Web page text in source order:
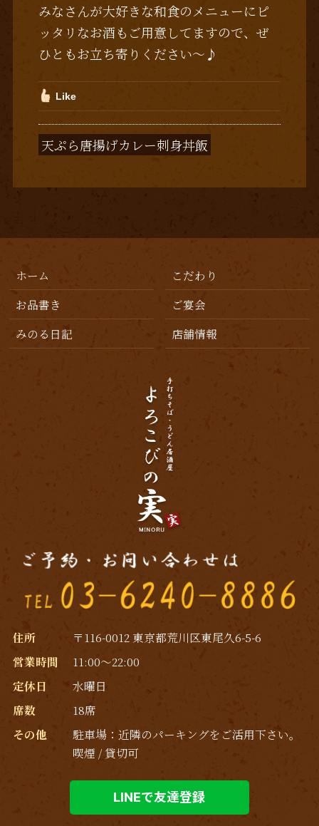
みなさんが大好きな和食のメニューにピ
ッタリなお酒もご用意してますので、ぜ
ひともお立ち寄りください～♪
Like
天ぷら唐揚げカレー刺身丼飯
ホーム
こだわり
お品書き
ご宴会
みのる日記
店舗情報
住所
〒116-0012 東京都荒川区東尾久6-5-6
営業時間
11:00～22:00
定休日
水曜日
席数
18席
その他
駐車場：近隣のパーキングをご活用下さい｡
喫煙 / 貸切可
LINEで友達登録